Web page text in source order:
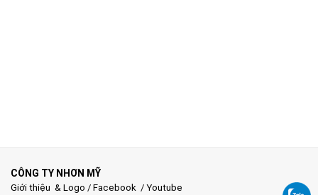
CÔNG TY NHƠN MỸ
Giới thiệu & Logo / Facebook / Youtube